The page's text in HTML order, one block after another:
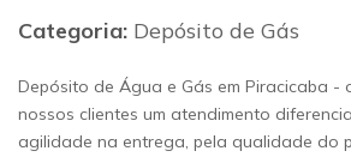
Categoria: Depósito de Gás
Depósito de Água e Gás em Piracicaba -
nossos clientes um atendimento
agilidade na entrega, pela qualidade do